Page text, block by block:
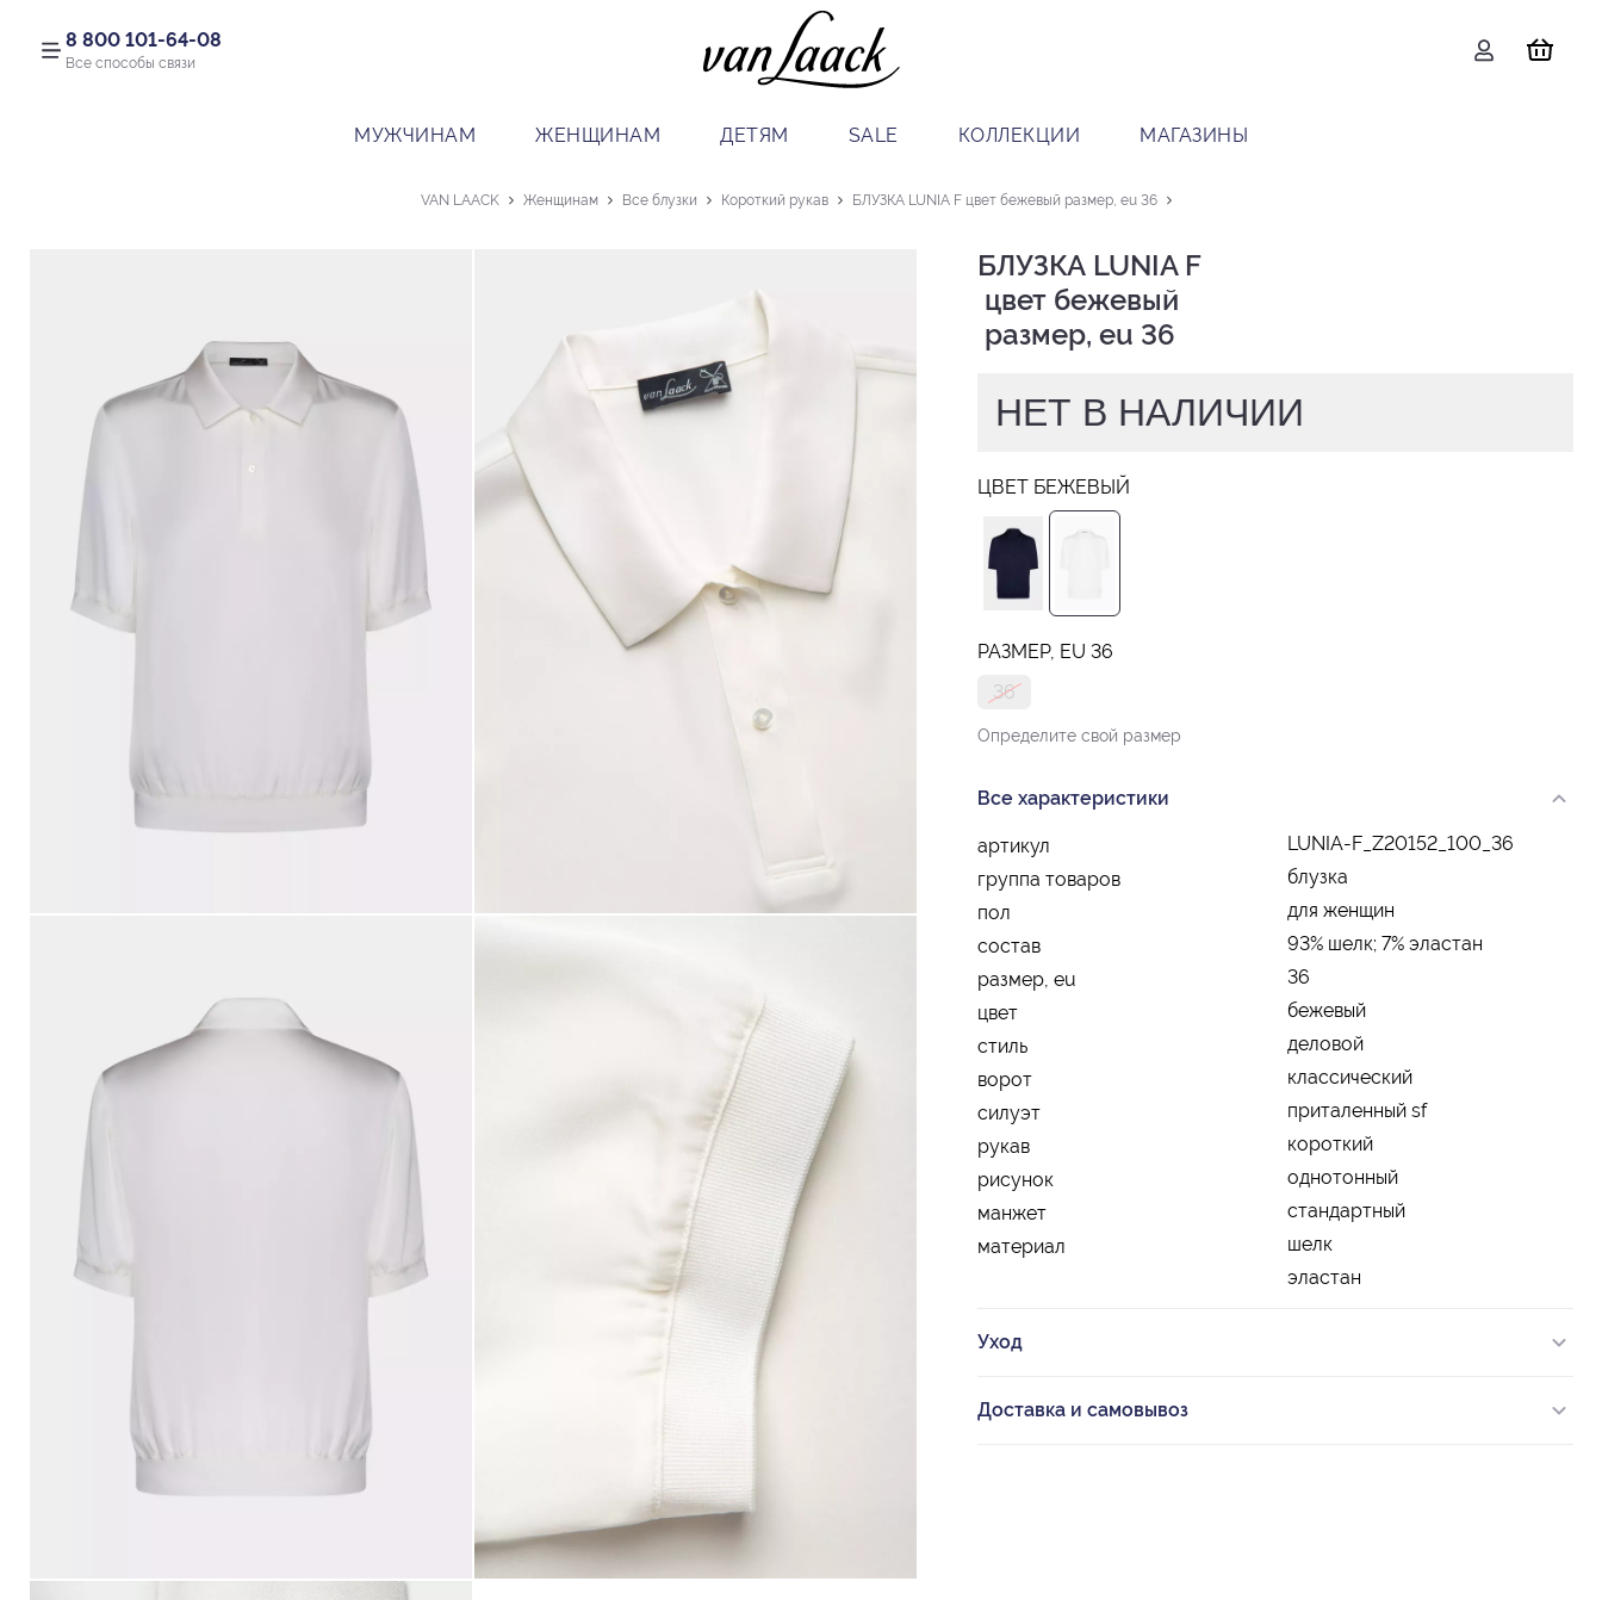
8 800 101-64-08
Все способы связи
МУЖЧИНАМ ЖЕНЩИНАМ ДЕТЯМ SALE КОЛЛЕКЦИИ МАГАЗИНЫ
VAN LAACK Женщинам Все блузки Короткий рукав БЛУЗКА LUNIA F цвет бежевый размер, eu 36
БЛУЗКА LUNIA F
размер, eu 36
НЕТ В НАЛИЧИИ
ЦВЕТ БЕЖЕВЫЙ
РАЗМЕР, EU 36
36
Определите свой размер
Все характеристики
артикул
LUNIA-F_Z20152_100_36
группа товаров
блузка
пол
для женщин
состав
93% шелк; 7% эластан
размер, eu
36
цвет
бежевый
стиль
деловой
ворот
классический
силуэт
приталенный sf
рукав
короткий
рисунок
однотонный
манжет
стандартный
материал
шелк
эластан
Уход
Доставка и самовывоз